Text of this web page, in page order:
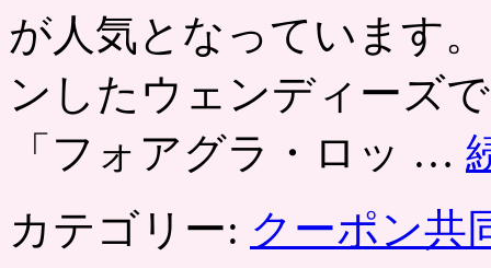
が人気となっています
ンしたウェンディーズ
「フォアグラ・ロッ …
カテゴリー: クーポン共